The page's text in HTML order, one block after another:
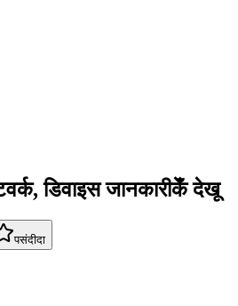
डिवाइस जानकारीकेँ देखू
पसंदीदा